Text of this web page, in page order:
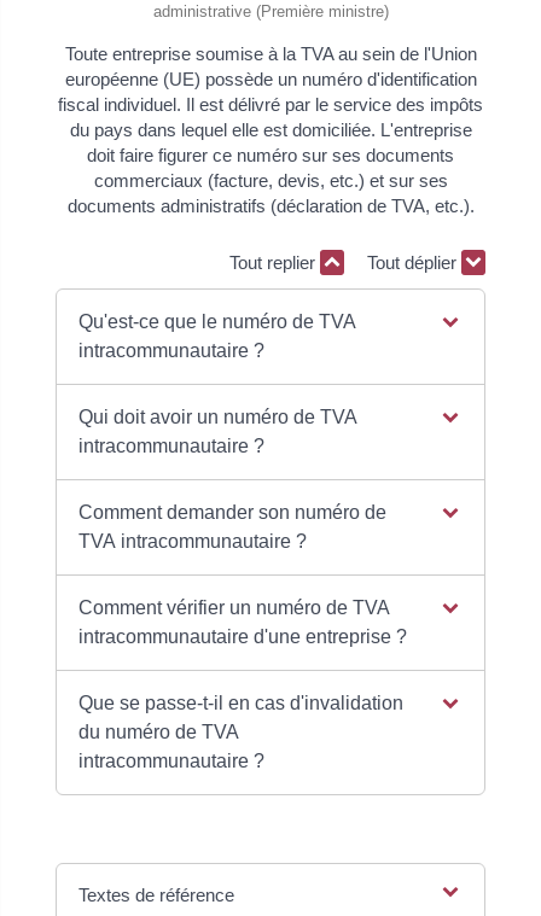
administrative (Première ministre)
Toute entreprise soumise à la TVA au sein de l'Union
européenne (UE) possède un numéro d'identification
fiscal individuel. Il est délivré par le service des impôts
du pays dans lequel elle est domiciliée. L'entreprise
doit faire figurer ce numéro sur ses documents
commerciaux (facture, devis, etc.) et sur ses
documents administratifs (déclaration de TVA, etc.).
Tout replier Tout déplier
Qu'est-ce que le numéro de TVA
intracommunautaire ?
Qui doit avoir un numéro de TVA
intracommunautaire ?
Comment demander son numéro de
TVA intracommunautaire ?
Comment vérifier un numéro de TVA
intracommunautaire d'une entreprise ?
Que se passe-t-il en cas d'invalidation
du numéro de TVA
intracommunautaire ?
Textes de référence